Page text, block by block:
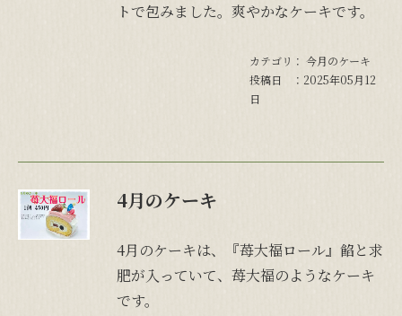
トで包みました。爽やかなケーキです。
カテゴリ： 今月のケーキ
投稿日 ：2025年05月12
日
4月のケーキ
4月のケーキは、『苺大福ロール』餡と求
肥が入っていて、苺大福のようなケーキ
です。